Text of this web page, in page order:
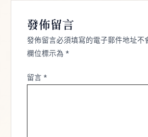
發佈留言
發佈留言必須填寫的電子郵件地址不
欄位標示為 *
留言 *